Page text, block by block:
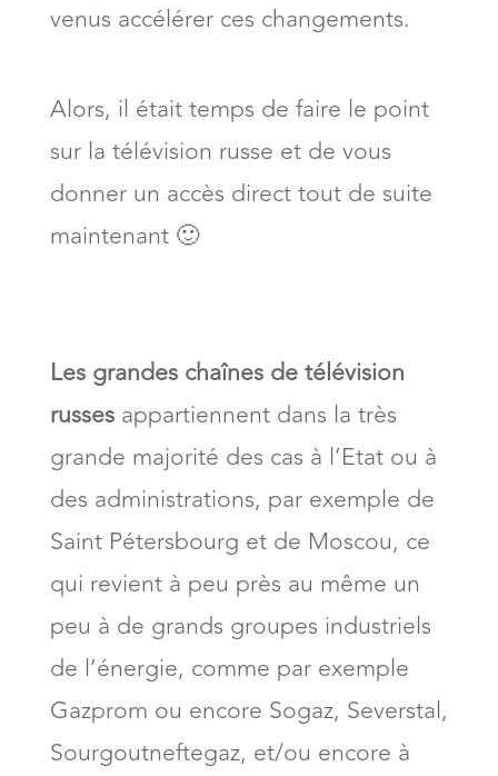
venus accélérer ces changements.
Alors, il était temps de faire le point
sur la télévision russe et de vous
donner un accès direct tout de suite
maintenant 🙂
Les grandes chaînes de télévision
russesappartiennent dans la très
grande majorité des cas à l’Etat ou à
des administrations, par exemple de
Saint Pétersbourg et de Moscou, ce
qui revient à peu près au même un
peu à de grands groupes industriels
de l’énergie, comme par exemple
Gazprom ou encore Sogaz, Severstal,
Sourgoutneftegaz, et/ou encore à